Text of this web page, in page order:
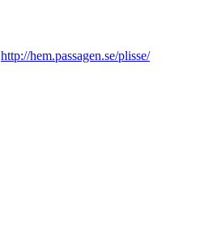
http://hem.passagen.se/plisse/